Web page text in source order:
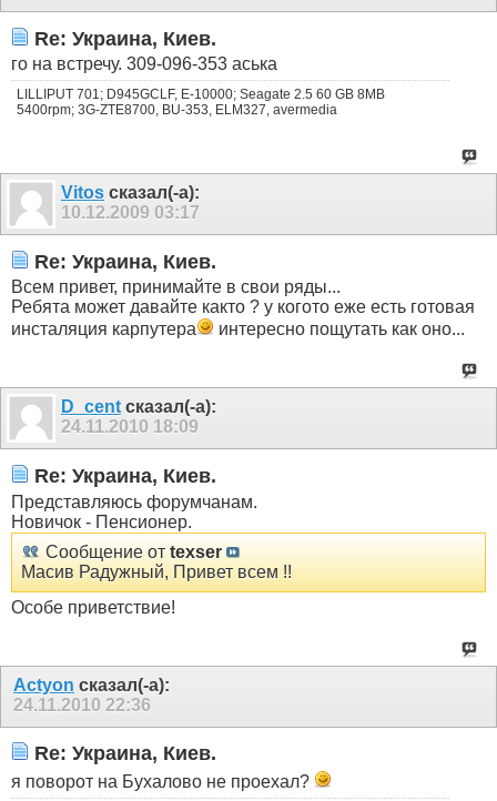
Re: Украина, Киев.
го на встречу. 309-096-353 аська
LILLIPUT 701; D945GCLF, E-10000; Seagate 2.5 60 GB 8MB
5400rpm; 3G-ZTE8700, BU-353, ELM327, avermedia
Vitos сказал(-а):
10.12.2009 03:17
Re: Украина, Киев.
Всем привет, принимайте в свои ряды...
Ребята может давайте както ? у когото еже есть готовая
инсталяция карпутера
интересно пощутать как оно...
D_cent сказал(-а):
24.11.2010 18:09
Re: Украина, Киев.
Представляюсь форумчанам.
Новичок - Пенсионер.
Сообщение от texser
Масив Радужный, Привет всем !!
Особе приветствие!
Actyon сказал(-а):
24.11.2010 22:36
Re: Украина, Киев.
я поворот на Бухалово не проехал?